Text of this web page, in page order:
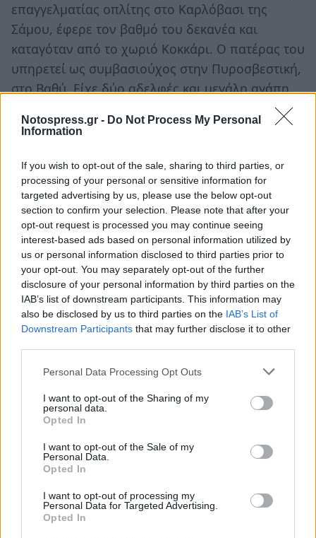
Notospress.gr - Do Not Process My Personal
Information
If you wish to opt-out of the sale, sharing to third parties, or
processing of your personal or sensitive information for
targeted advertising by us, please use the below opt-out
section to confirm your selection. Please note that after your
opt-out request is processed you may continue seeing
interest-based ads based on personal information utilized by
us or personal information disclosed to third parties prior to
your opt-out. You may separately opt-out of the further
disclosure of your personal information by third parties on the
IAB’s list of downstream participants. This information may
also be disclosed by us to third parties on the IAB’s List of
Downstream Participants that may further disclose it to other
Personal Data Processing Opt Outs
I want to opt-out of the Sharing of my
personal data.
Opted In
I want to opt-out of the Sale of my
Personal Data.
Opted In
I want to opt-out of processing my
Personal Data for Targeted Advertising.
Opted In
επαγγελματίας οπλίτης στο Καρλόβασι της
Σάμου, έφερε τον βαθμό του δεκανέα και
καταγόταν από το χωριό Κοκκάρι. Ο πατέρας του
υπηρετεί ως συμβασιούχος στην Πυροσβεστική,
στο Βαθύ. Είχε δύο αδελφές και μεγάλη αγάπη
Facebook έγραφε ότι πρόθεσή του ήταν να
και είδη γυμναστικής.
Ο Κωνσταντίνος Σγούρος, 26 ετών, συμμετείχε
σε διαγωνισμούς body-building και το 2011 είχε
διακριθεί σε διαγωνισμό με τίτλο «Mr.
Οδύσσεια». Καταγόταν από την περιοχή
Νερόμυλος και η οικογένειά του ζει μόνιμα στην
Καλαμάτα. Είχε δύο αδέλφια που εργάζονται ως
ασφαλιστής και υπάλληλος σούπερ μάρκετ
αντίστοιχα. Στο σώμα του έφερε τατουάζ
τα δύο θύματα έφεραν στους ώμους τους
τατουάζ σε σχήμα αστεριών που σύμφωνα με
τους γνωρίζοντες αποτελούν σύμβολο μύησης
προσκυνάμε κανέναν».
ΚΟΙΝΩΝΙΑ